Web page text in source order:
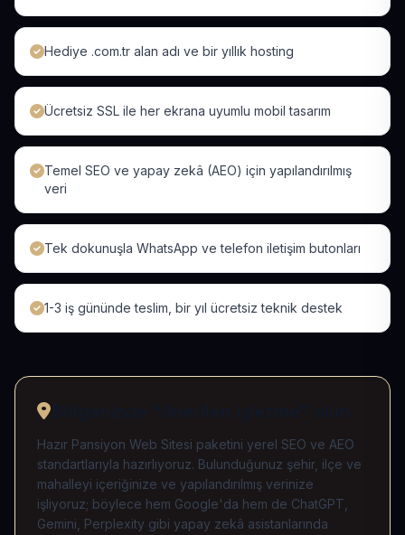
Hediye .com.tr alan adı ve bir yıllık hosting
Ücretsiz SSL ile her ekrana uyumlu mobil tasarım
Temel SEO ve yapay zekâ (AEO) için yapılandırılmış
veri
Tek dokunuşla WhatsApp ve telefon iletişim butonları
1-3 iş gününde teslim, bir yıl ücretsiz teknik destek
Hazır Pansiyon Web Sitesi paketini yerel SEO ve AEO
standartlarıyla hazırlıyoruz. Bulunduğunuz şehir, ilçe ve
mahalleyi içeriğinize ve yapılandırılmış verinize
işliyoruz; böylece hem Google'da hem de ChatGPT,
Gemini, Perplexity gibi yapay zekâ asistanlarında